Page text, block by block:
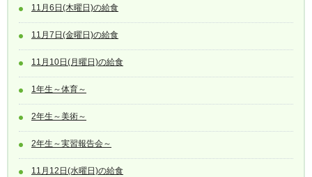
11月6日(木曜日)の給食
11月7日(金曜日)の給食
11月10日(月曜日)の給食
1年生～体育～
2年生～美術～
2年生～実習報告会～
11月12日(水曜日)の給食